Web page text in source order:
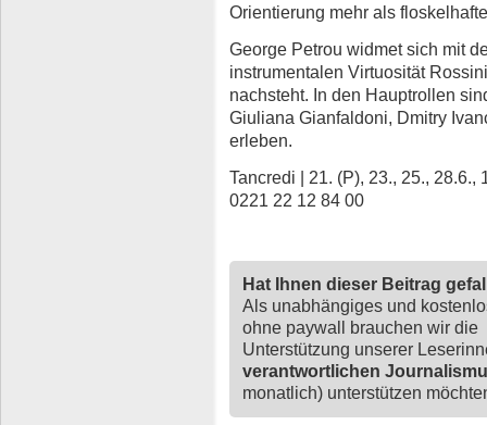
Orientierung mehr als
George Petrou widmet sich mit
instrumentalen Virtuosität
nachsteht. In den Hauptrollen
Giuliana Gianfaldoni, Dmitry
erleben.
Tancredi | 21. (P), 23., 25., 28.6.,
0221 22 12 84 00
Hat Ihnen dieser Beitrag
Als unabhängiges und
ohne paywall brauchen wir die
Unterstützung unserer
verantwortlichen
monatlich) unterstützen